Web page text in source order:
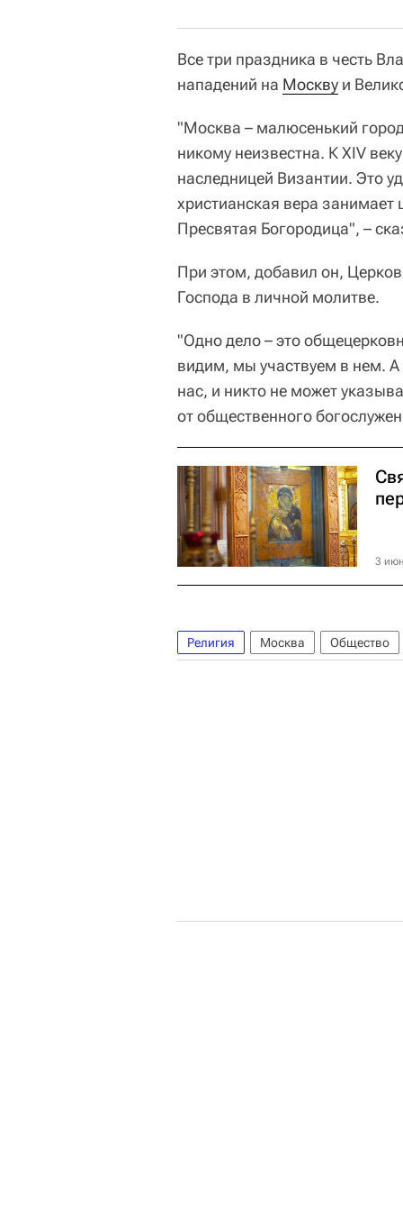
Все три праздника в честь
нападений на Москву и
"Москва – малюсенький
никому неизвестна. К XIV
наследницей Византии. Это
христианская вера занимает
Пресвятая Богородица", –
При этом, добавил он,
Господа в личной молитве.
"Одно дело – это
видим, мы участвуем в нем. А
нас, и никто не может
от общественного
3
Религия Москва Общество